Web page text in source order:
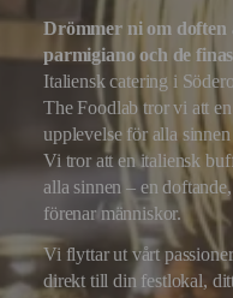
Drömmer ni om doften
parmigiano och de
Italiensk catering i
The Foodlab tror vi att
upplevelse för alla
Vi tror att en italiensk
alla sinnen – en
förenar människor.
Vi flyttar ut vårt
direkt till din festlokal,